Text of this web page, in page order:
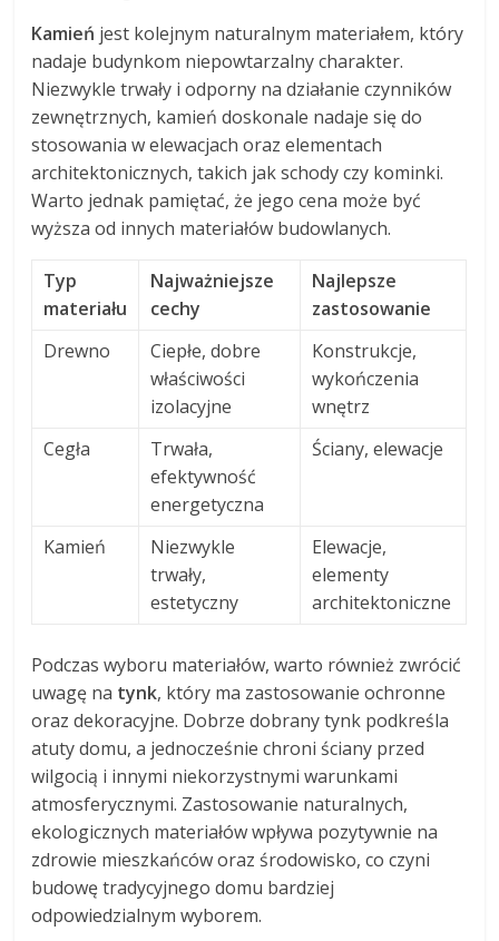
Kamień jest kolejnym naturalnym materiałem, który
nadaje budynkom niepowtarzalny charakter.
Niezwykle trwały i odporny na działanie czynników
zewnętrznych, kamień doskonale nadaje się do
stosowania w elewacjach oraz elementach
architektonicznych, takich jak schody czy kominki.
Warto jednak pamiętać, że jego cena może być
wyższa od innych materiałów budowlanych.
Typ
materiału
Najważniejsze
cechy
Najlepsze
zastosowanie
Drewno
Ciepłe, dobre
właściwości
izolacyjne
Konstrukcje,
wykończenia
wnętrz
Cegła
Trwała,
efektywność
energetyczna
Ściany, elewacje
Kamień
Niezwykle
trwały,
estetyczny
Elewacje,
elementy
architektoniczne
Podczas wyboru materiałów, warto również zwrócić
uwagę na tynk, który ma zastosowanie ochronne
oraz dekoracyjne. Dobrze dobrany tynk podkreśla
atuty domu, a jednocześnie chroni ściany przed
wilgocią i innymi niekorzystnymi warunkami
atmosferycznymi. Zastosowanie naturalnych,
ekologicznych materiałów wpływa pozytywnie na
zdrowie mieszkańców oraz środowisko, co czyni
budowę tradycyjnego domu bardziej
odpowiedzialnym wyborem.